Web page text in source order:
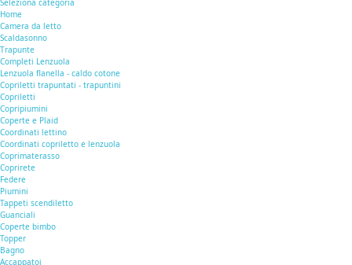
Seleziona categoria
Home
Camera da letto
Scaldasonno
Trapunte
Completi Lenzuola
Lenzuola flanella - caldo cotone
Copriletti trapuntati - trapuntini
Copriletti
Copripiumini
Coperte e Plaid
Coordinati lettino
Coordinati copriletto e lenzuola
Coprimaterasso
Coprirete
Federe
Piumini
Tappeti scendiletto
Guanciali
Coperte bimbo
Topper
Bagno
Accappatoi